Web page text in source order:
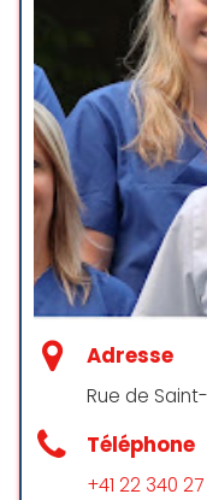
Elle
Je
de
Adresse
Rue de
Téléphone
+41 22 340